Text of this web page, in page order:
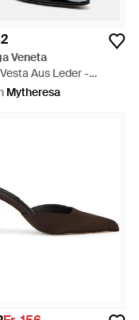
Veneta
Aus Leder -
Mytheresa